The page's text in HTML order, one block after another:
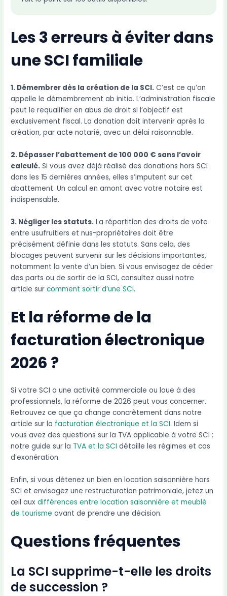
Les 3 erreurs à éviter dans
une SCI familiale
1. Démembrer dès la création de la SCI. C’est ce qu’on
appelle le démembrement ab initio. L’administration fiscale
peut le requalifier en abus de droit si l’objectif est
exclusivement fiscal. La donation doit intervenir après la
création, par acte notarié, avec un délai raisonnable.
2. Dépasser l’abattement de 100 000 € sans l’avoir
calculé. Si vous avez déjà réalisé des donations hors SCI
dans les 15 dernières années, elles s’imputent sur cet
abattement. Un calcul en amont avec votre notaire est
indispensable.
3. Négliger les statuts. La répartition des droits de vote
entre usufruitiers et nus-propriétaires doit être
précisément définie dans les statuts. Sans cela, des
blocages peuvent survenir sur les décisions importantes,
notamment la vente d’un bien. Si vous envisagez de céder
des parts ou de sortir de la SCI, consultez aussi notre
article surcomment sortir d’une SCI.
Et la réforme de la
facturation électronique
2026 ?
Si votre SCI a une activité commerciale ou loue à des
professionnels, la réforme de 2026 peut vous concerner.
Retrouvez ce que ça change concrètement dans notre
article sur la facturation électronique et la SCI. Idem si
vous avez des questions sur la TVA applicable à votre SCI :
notre guide sur la TVA et la SCI détaille les régimes et cas
d’exonération.
Enfin, si vous détenez un bien en location saisonnière hors
SCI et envisagez une restructuration patrimoniale, jetez un
œil auxdifférences entre location saisonnière et meublé
de tourisme avant de prendre une décision.
Questions fréquentes
La SCI supprime-t-elle les droits
de succession ?